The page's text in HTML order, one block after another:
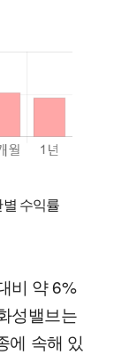
별 수익률
비 약 6%
성밸브는
에 속해 있